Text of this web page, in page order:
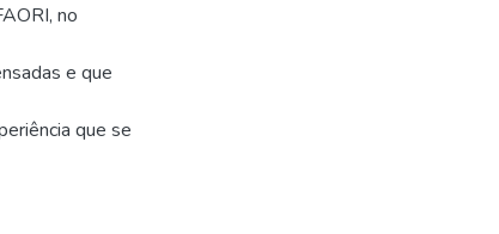
no
e que
que se